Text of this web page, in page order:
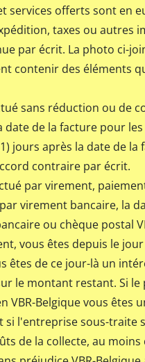
services offerts sont en
taxes ou autres
par écrit. La photo ci-
contenir des éléments
sans réduction ou de
date de la facture pour
jours après la date de la
contraire par écrit.
par virement,
virement bancaire, la
ou chèque postal
vous êtes depuis le
êtes de ce jour-là un
le montant restant. Si le
VBR-Belgique vous êtes
l'entreprise sous-traite
de la collecte, au